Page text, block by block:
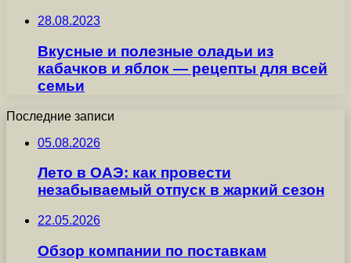
28.08.2023
Вкусные и полезные оладьи из
кабачков и яблок — рецепты для всей
семьи
Последние записи
05.08.2026
Лето в ОАЭ: как провести
незабываемый отпуск в жаркий сезон
22.05.2026
Обзор компании по поставкам